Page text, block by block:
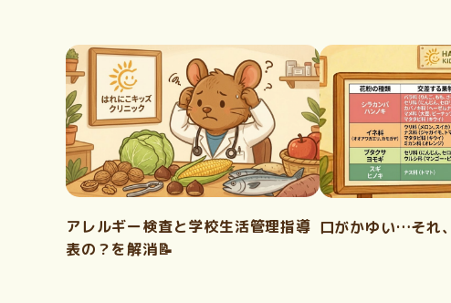
アレルギー検査と学校生活管理指導
表の？を解消📝
口がかゆい…それ